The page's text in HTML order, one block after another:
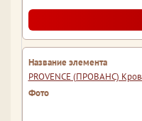
PROVENCE (ПРОВАНС)